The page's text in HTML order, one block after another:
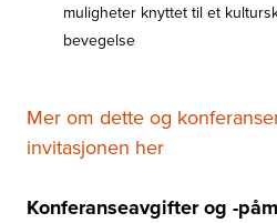
muligheter knyttet til et
bevegelse
Mer om dette og
invitasjonen her
Konferanseavgifter og -